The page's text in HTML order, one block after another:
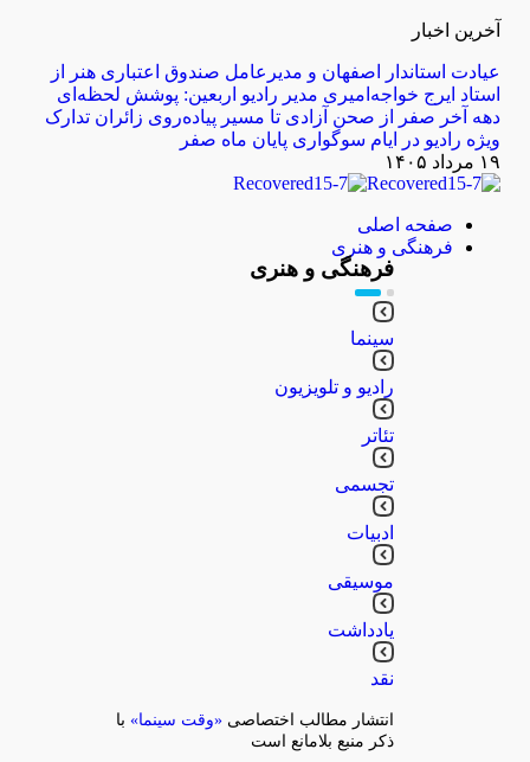
آخرین اخبار
عیادت استاندار اصفهان و مدیرعامل صندوق اعتباری هنر از
استاد ایرج خواجه‌امیری مدیر رادیو اربعین: پوشش لحظه‌ای
دهه آخر صفر از صحن آزادی تا مسیر پیاده‌روی زائران تدارک
ویژه رادیو در ایام سوگواری پایان ماه صفر
۱۹ مرداد ۱۴۰۵
صفحه اصلی
فرهنگی و هنری
فرهنگی و هنری
سینما
رادیو و تلویزیون
تئاتر
تجسمی
ادبیات
موسیقی
یادداشت
نقد
انتشار مطالب اختصاصی «وقت سینما» با
ذکر منبع بلامانع است